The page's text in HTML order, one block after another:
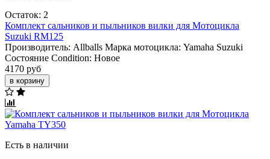
Остаток: 2
Комплект сальников и пыльников вилки для Мотоцикла
Suzuki RM125
Производитель: Allballs Марка мотоцикла: Yamaha Suzuki
Состояние Condition: Новое
4170 руб
в корзину
Есть в наличии